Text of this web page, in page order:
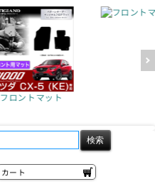
フロントマット
フロント
カート